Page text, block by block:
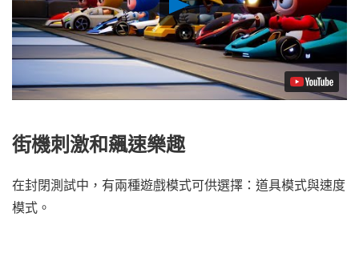
Video
街機刺激和飆速樂趣
在封閉測試中，有兩種遊戲模式可供選擇：道具模式與速度
模式。